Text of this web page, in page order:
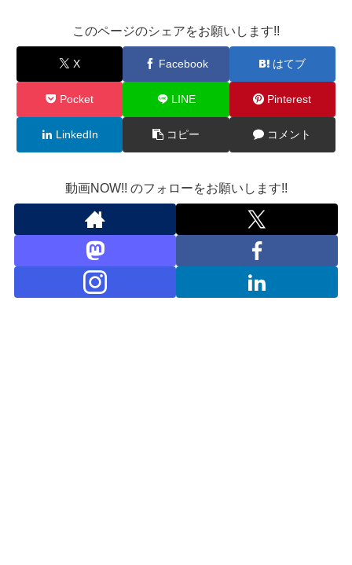
このページのシェアをお願いします!!
X Facebook はてブ
Pocket LINE Pinterest
LinkedIn コピー コメント
動画NOW!! のフォローをお願いします!!